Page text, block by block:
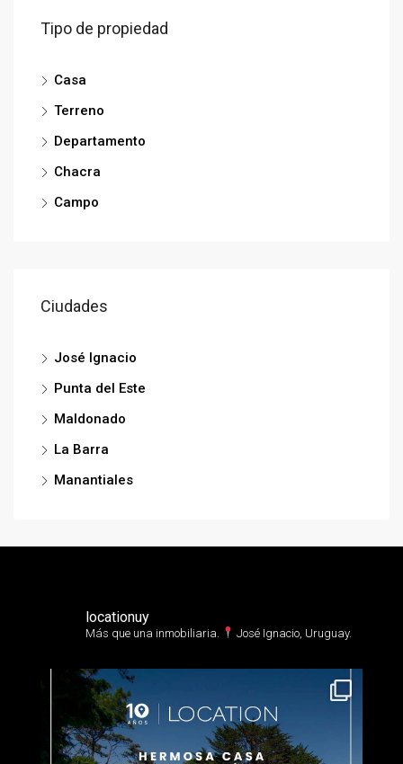
Tipo de propiedad
Casa
Terreno
Departamento
Chacra
Campo
Ciudades
José Ignacio
Punta del Este
Maldonado
La Barra
Manantiales
locationuy
Más que una inmobiliaria.⁣ José Ignacio, Uruguay.